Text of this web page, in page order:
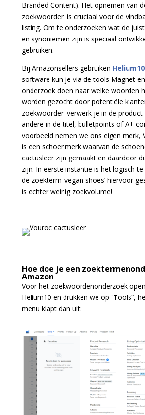
Branded Content). Het opnemen van
zoekwoorden is cruciaal voor de
listing. Om te onderzoeken wat de
en synoniemen zijn is speciaal
gebruiken.
Bij Amazonsellers gebruiken Helium10
software kun je via de tools Magnet
onderzoek doen naar welke woorden
worden gezocht door potentiële
zoekwoorden verwerk je in de product
andere in de titel, bulletpoints of A+
voorbeeld nemen we ons eigen merk,
is een schoenmerk waarvan de
cactusleer zijn gemaakt en daardoor
zijn. In eerste instantie is het logisch
de zoekterm ‘vegan shoes’ hiervoor
is echter weinig zoekvolume!
Hoe doe je een
Amazon
Voor het zoekwoordenonderzoek
Helium10 en drukken we op “Tools”,
menu klapt dan uit: